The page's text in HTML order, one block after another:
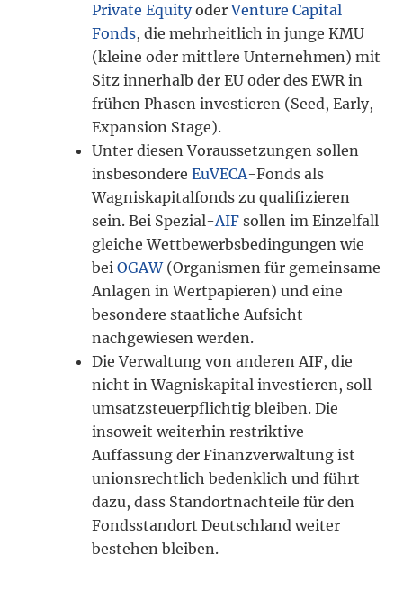
Private EquityoderVenture Capital
Fonds, die mehrheitlich in junge KMU
(kleine oder mittlere Unternehmen) mit
Sitz innerhalb der EU oder des EWR in
frühen Phasen investieren (Seed, Early,
Expansion Stage).
Unter diesen Voraussetzungen sollen
insbesondereEuVECA-Fonds als
Wagniskapitalfonds zu qualifizieren
sein. Bei Spezial-AIF sollen im Einzelfall
gleiche Wettbewerbsbedingungen wie
beiOGAW(Organismen für gemeinsame
Anlagen in Wertpapieren) und eine
besondere staatliche Aufsicht
nachgewiesen werden.
Die Verwaltung von anderen AIF, die
nicht in Wagniskapital investieren, soll
umsatzsteuerpflichtig bleiben. Die
insoweit weiterhin restriktive
Auffassung der Finanzverwaltung ist
unionsrechtlich bedenklich und führt
dazu, dass Standortnachteile für den
Fondsstandort Deutschland weiter
bestehen bleiben.